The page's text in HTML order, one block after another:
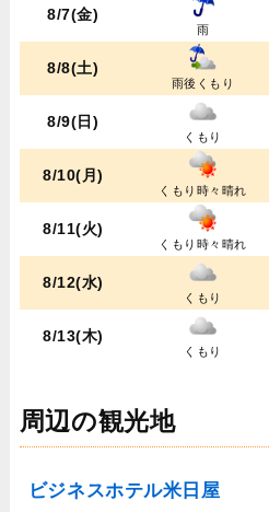
8/7(金)
雨
8/8(土)
雨後くもり
8/9(日)
くもり
8/10(月)
くもり時々晴れ
8/11(火)
くもり時々晴れ
8/12(水)
くもり
8/13(木)
くもり
周辺の観光地
ビジネスホテル米日屋